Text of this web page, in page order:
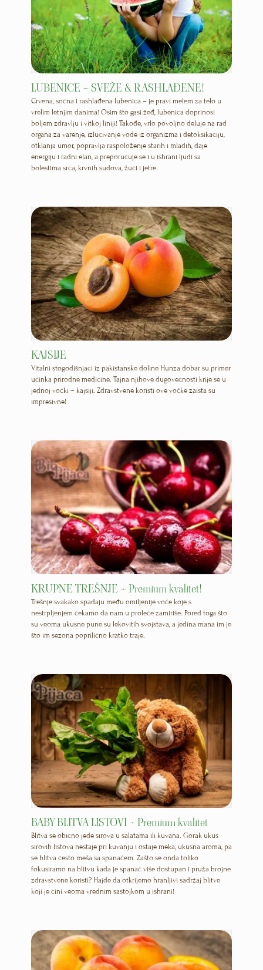
LUBENICE – SVEŽE & RASHLAĐENE!
Crvena, sočna i rashlađena lubenica – je pravi melem za telo u
vrelim letnjim danima! Osim što gasi žeđ, lubenica doprinosi
boljem zdravlju i vitkoj liniji! Takođe, vrlo povoljno deluje na rad
organa za varenje, izlučivanje vode iz organizma i detoksikaciju,
otklanja umor, popravlja raspoloženje starih i mladih, daje
energiju i radni elan, a preporučuje se i u ishrani ljudi sa
bolestima srca, krvnih sudova, žuči i jetre.
KAJSIJE
Vitalni stogodišnjaci iz pakistanske doline Hunza dobar su primer
učinka prirodne medicine. Tajna njihove dugovečnosti krije se u
jednoj voćki – kajsiji. Zdravstvene koristi ove voćke zaista su
impresivne!
KRUPNE TREŠNJE – Premium kvalitet!
Trešnje svakako spadaju među omiljenije voće koje s
nestrpljenjem čekamo da nam u proleće zamiriše. Pored toga što
su veoma ukusne pune su lekovitih svojstava, a jedina mana im je
što im sezona poprilično kratko traje.
BABY BLITVA LISTOVI – Premium kvalitet
Blitva se obično jede sirova u salatama ili kuvana. Gorak ukus
sirovih listova nestaje pri kuvanju i ostaje meka, ukusna aroma, pa
se blitva često meša sa spanaćem. Zašto se onda toliko
fokusiramo na blitvu kada je spanać više dostupan i pruža brojne
zdravstvene koristi? Hajde da otkrijemo hranljivi sadržaj blitve
koji je čini veoma vrednim sastojkom u ishrani!